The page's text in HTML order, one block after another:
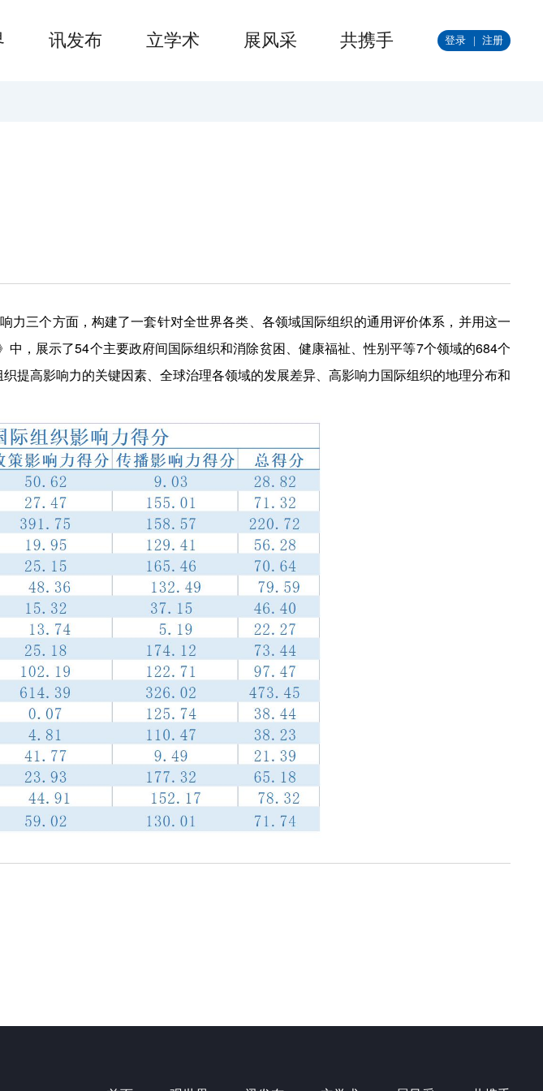
讯发布 立学术 展风采 共携手 登录 注册
力三个方面，构建了一套针对全世界各类、各领域国际组织的通用评价体系，并用这一
，展示了54个主要政府间国际组织和消除贫困、健康福祉、性别平等7个领域的684个
提高影响力的关键因素、全球治理各领域的发展差异、高影响力国际组织的地理分布和